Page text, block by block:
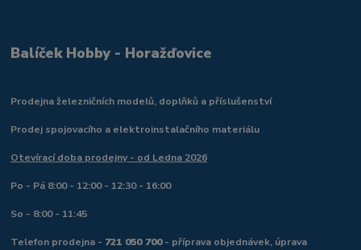
Balíček Hobby - Horažďovice
Prodejna železničních modelů, doplňků a příslušenství
Prodej spojovacího a elektroinstalačního materiálu
Otevírací doba prodejny - od Ledna 2026
Po - Pá 8:00 - 12:00 - 12:30 - 16:00
So - 8:00 - 11:45
Telefon prodejna - 721 050 700- příprava objednávek, úprava